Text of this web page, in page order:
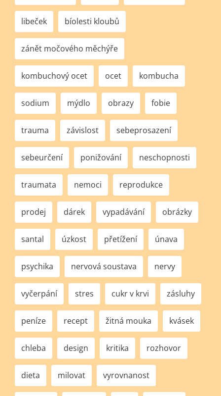
libeček bíolesti kloubů
zánět močového měchýře
kombuchový ocet ocet kombucha
sodium mýdlo obrazy fobie
trauma závislost sebeprosazení
sebeurčení ponižování neschopnosti
traumata nemoci reprodukce
prodej dárek vypadávání obrázky
santal úzkost přetížení únava
psychika nervová soustava nervy
vyčerpání stres cukr v krvi zásluhy
peníze recept žitná mouka kvásek
chleba design kritika rozhovor
dieta milovat vyrovnanost